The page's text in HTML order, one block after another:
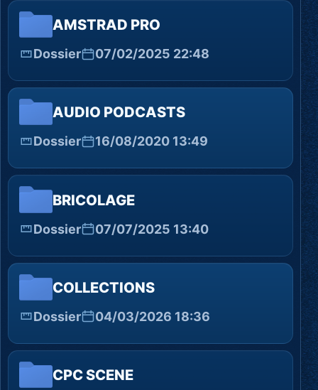
AMSTRAD PRO
Dossier 07/02/2025 22:48
AUDIO PODCASTS
Dossier 16/08/2020 13:49
BRICOLAGE
Dossier 07/07/2025 13:40
COLLECTIONS
Dossier 04/03/2026 18:36
CPC SCENE